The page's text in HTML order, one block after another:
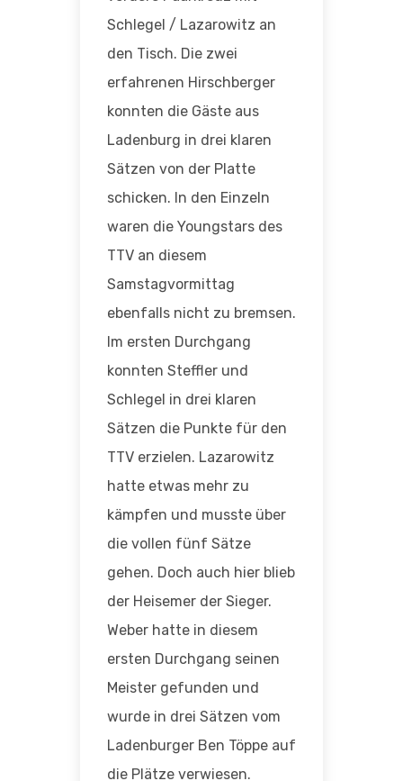
Schlegel / Lazarowitz an
den Tisch. Die zwei
erfahrenen Hirschberger
konnten die Gäste aus
Ladenburg in drei klaren
Sätzen von der Platte
schicken. In den Einzeln
waren die Youngstars des
TTV an diesem
Samstagvormittag
ebenfalls nicht zu bremsen.
Im ersten Durchgang
konnten Steffler und
Schlegel in drei klaren
Sätzen die Punkte für den
TTV erzielen. Lazarowitz
hatte etwas mehr zu
kämpfen und musste über
die vollen fünf Sätze
gehen. Doch auch hier blieb
der Heisemer der Sieger.
Weber hatte in diesem
ersten Durchgang seinen
Meister gefunden und
wurde in drei Sätzen vom
Ladenburger Ben Töppe auf
die Plätze verwiesen.